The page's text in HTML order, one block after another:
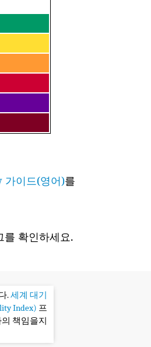
가이드(영어)를
를 확인하세요.
.세계 대기
Index) 프
책임을지